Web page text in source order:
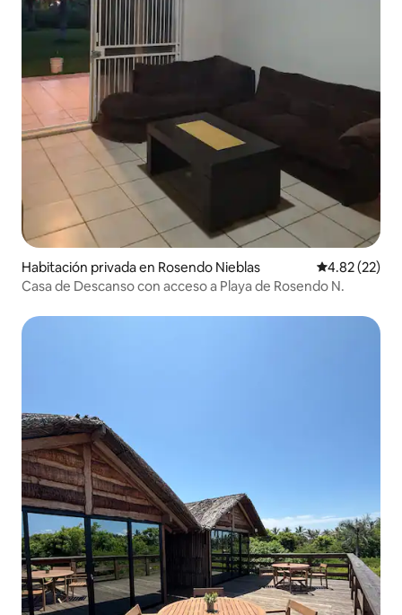
Habitación privada en Rosendo Nieblas Calificación
4.82 (22)
Casa de Descanso con acceso a Playa de Rosendo N.